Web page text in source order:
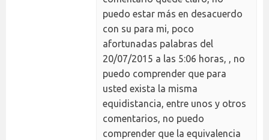
puedo estar más en desacuerdo
con su para mi, poco
afortunadas palabras del
20/07/2015 a las 5:06 horas, , no
puedo comprender que para
usted exista la misma
equidistancia, entre unos y otros
comentarios, no puedo
comprender que la equivalencia